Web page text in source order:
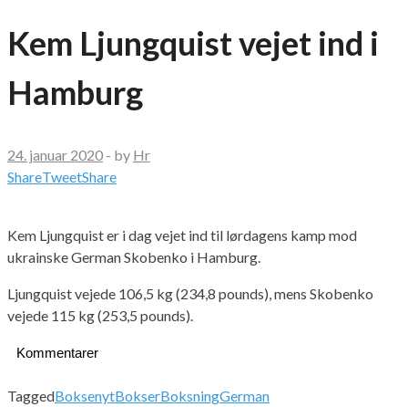
Kem Ljungquist vejet ind i
Hamburg
24. januar 2020 - by Hr
ShareTweetShare
Kem Ljungquist er i dag vejet ind til lørdagens kamp mod
ukrainske German Skobenko i Hamburg.
Ljungquist vejede 106,5 kg (234,8 pounds), mens Skobenko
vejede 115 kg (253,5 pounds).
Kommentarer
TaggedBoksenytBokserBoksningGerman